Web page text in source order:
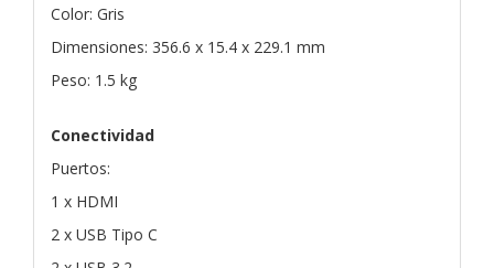
Color: Gris
Dimensiones: 356.6 x 15.4 x 229.1 mm
Peso: 1.5 kg
Conectividad
Puertos:
1 x HDMI
2 x USB Tipo C